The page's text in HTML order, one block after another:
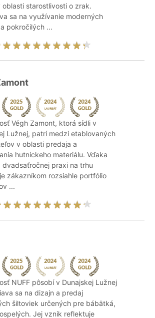
oblasti starostlivosti o zrak.
sa na využívanie moderných
pokročilých ...
Végh Zamont, ktorá sídli v
Lužnej, patrí medzi etablovaných
v oblasti predaja a
hutníckeho materiálu. Vďaka
dvadsaťročnej praxi na trhu
zákazníkom rozsiahle portfólio
...
NUFF pôsobí v Dunajskej Lužnej
sa na dizajn a predaj
šiltoviek určených pre bábätká,
Jej vznik reflektuje